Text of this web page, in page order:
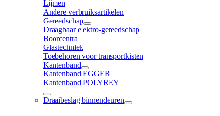
Lijmen
Andere verbruiksartikelen
Gereedschap
Draagbaar elektro-gereedschap
Boorcentra
Glastechniek
Toebehoren voor transportkisten
Kantenband
Kantenband EGGER
Kantenband POLYREY
Draaibeslag binnendeuren